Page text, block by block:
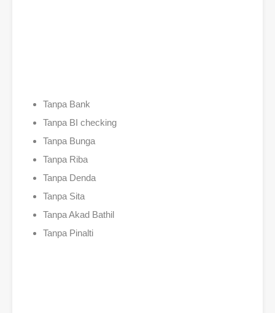
Tanpa Bank
Tanpa BI checking
Tanpa Bunga
Tanpa Riba
Tanpa Denda
Tanpa Sita
Tanpa Akad Bathil
Tanpa Pinalti